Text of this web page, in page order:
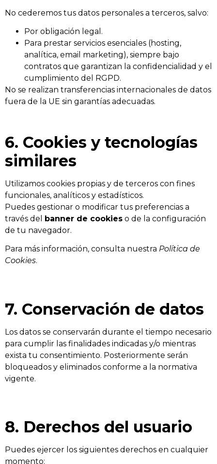
No cederemos tus datos personales a terceros, salvo:
Por obligación legal.
Para prestar servicios esenciales (hosting,
analítica, email marketing), siempre bajo
contratos que garantizan la confidencialidad y el
cumplimiento del RGPD.
No se realizan transferencias internacionales de datos
fuera de la UE sin garantías adecuadas.
6. Cookies y tecnologías
similares
Utilizamos cookies propias y de terceros con fines
funcionales, analíticos y estadísticos.
Puedes gestionar o modificar tus preferencias a
través del banner de cookies o de la configuración
de tu navegador.
Para más información, consulta nuestra Política de
Cookies.
7. Conservación de datos
Los datos se conservarán durante el tiempo necesario
para cumplir las finalidades indicadas y/o mientras
exista tu consentimiento. Posteriormente serán
bloqueados y eliminados conforme a la normativa
vigente.
8. Derechos del usuario
Puedes ejercer los siguientes derechos en cualquier
momento: